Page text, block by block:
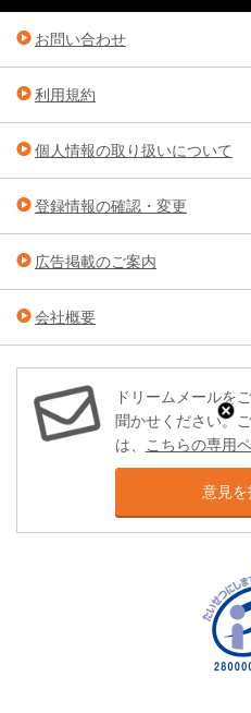
お問い合わせ
利用規約
個人情報の取り扱いについて
登録情報の確認・変更
広告掲載のご案内
会社概要
ドリームメールを
聞かせください。
は、
こちらの専用
意見を